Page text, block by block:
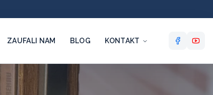
ZAUFALI NAM BLOG KONTAKT